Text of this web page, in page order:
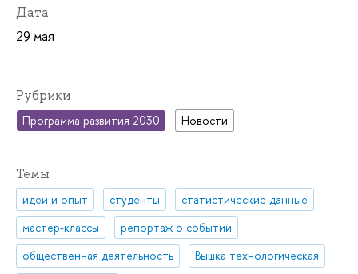
Дата
29 мая
Рубрики
Программа развития 2030 Новости
Темы
идеи и опыт студенты
статистические данные
мастер-классы
репортаж о событии
общественная деятельность
Вышка технологическая